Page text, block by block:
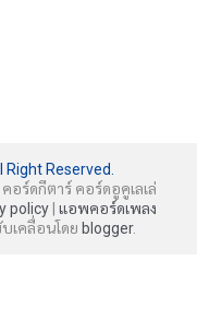
Reserved.
อร์ดกีตาร์ คอร์ดอูคูเลเล่
policy แอพคอร์ดเพลง
เคลื่อนโดย blogger.